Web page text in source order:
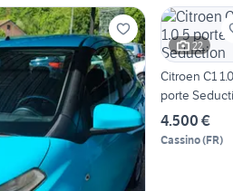
22
Citroen C1
porte
4.500 €
Cassino(FR)